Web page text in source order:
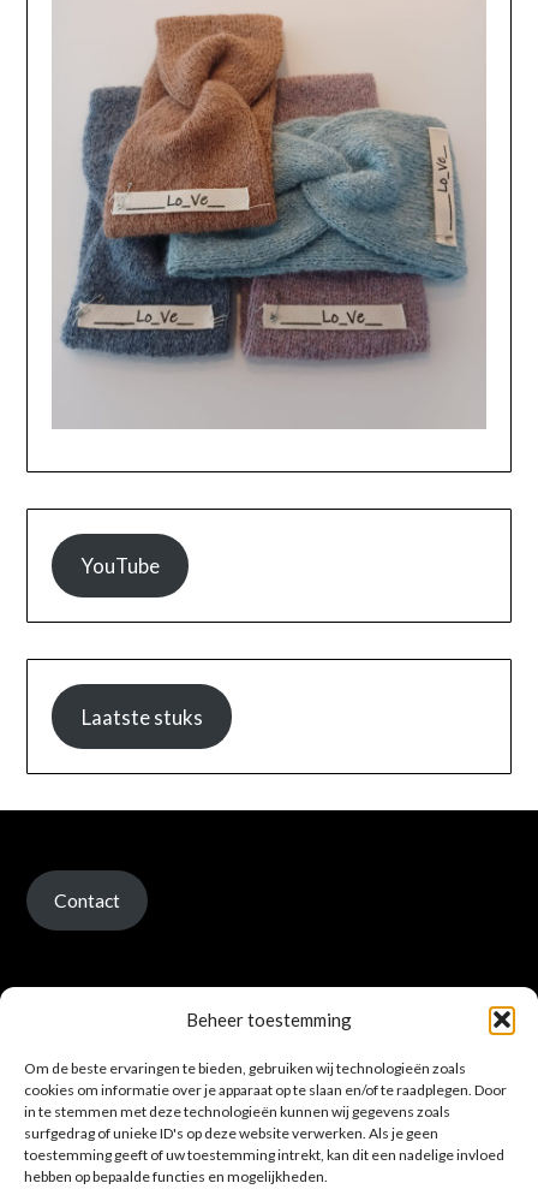
Beheer toestemming
Om de beste ervaringen te bieden, gebruiken wij technologieën zoals
cookies om informatie over je apparaat op te slaan en/of te raadplegen. Door
in te stemmen met deze technologieën kunnen wij gegevens zoals
surfgedrag of unieke ID's op deze website verwerken. Als je geen
toestemming geeft of uw toestemming intrekt, kan dit een nadelige invloed
hebben op bepaalde functies en mogelijkheden.
YouTube
Laatste stuks
Contact
Verzenden en retour